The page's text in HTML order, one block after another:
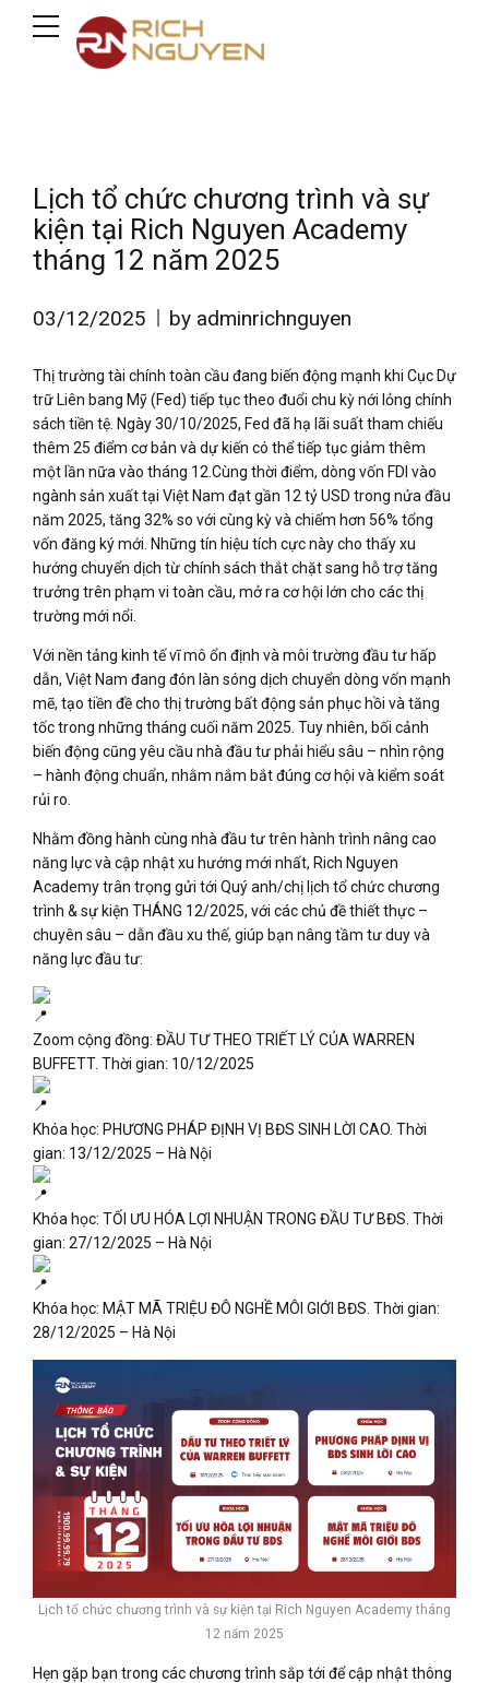
Lịch tổ chức chương trình và sự
kiện tại Rich Nguyen Academy
tháng 12 năm 2025
03/12/2025 by adminrichnguyen
Thị trường tài chính toàn cầu đang biến động mạnh khi Cục Dự
trữ Liên bang Mỹ (Fed) tiếp tục theo đuổi chu kỳ nới lỏng chính
sách tiền tệ. Ngày 30/10/2025, Fed đã hạ lãi suất tham chiếu
thêm 25 điểm cơ bản và dự kiến có thể tiếp tục giảm thêm
một lần nữa vào tháng 12.Cùng thời điểm, dòng vốn FDI vào
ngành sản xuất tại Việt Nam đạt gần 12 tỷ USD trong nửa đầu
năm 2025, tăng 32% so với cùng kỳ và chiếm hơn 56% tổng
vốn đăng ký mới. Những tín hiệu tích cực này cho thấy xu
hướng chuyển dịch từ chính sách thắt chặt sang hỗ trợ tăng
trưởng trên phạm vi toàn cầu, mở ra cơ hội lớn cho các thị
trường mới nổi.
Với nền tảng kinh tế vĩ mô ổn định và môi trường đầu tư hấp
dẫn, Việt Nam đang đón làn sóng dịch chuyển dòng vốn mạnh
mẽ, tạo tiền đề cho thị trường bất động sản phục hồi và tăng
tốc trong những tháng cuối năm 2025. Tuy nhiên, bối cảnh
biến động cũng yêu cầu nhà đầu tư phải hiểu sâu – nhìn rộng
– hành động chuẩn, nhằm nắm bắt đúng cơ hội và kiểm soát
rủi ro.
Nhằm đồng hành cùng nhà đầu tư trên hành trình nâng cao
năng lực và cập nhật xu hướng mới nhất, Rich Nguyen
Academy trân trọng gửi tới Quý anh/chị lịch tổ chức chương
trình & sự kiện THÁNG 12/2025, với các chủ đề thiết thực –
chuyên sâu – dẫn đầu xu thế, giúp bạn nâng tầm tư duy và
năng lực đầu tư:
Zoom cộng đồng: ĐẦU TƯ THEO TRIẾT LÝ CỦA WARREN
BUFFETT. Thời gian: 10/12/2025
Khóa học: PHƯƠNG PHÁP ĐỊNH VỊ BĐS SINH LỜI CAO. Thời
gian: 13/12/2025 – Hà Nội
Khóa học: TỐI ƯU HÓA LỢI NHUẬN TRONG ĐẦU TƯ BĐS. Thời
gian: 27/12/2025 – Hà Nội
Khóa học: MẬT MÃ TRIỆU ĐÔ NGHỀ MÔI GIỚI BĐS. Thời gian:
28/12/2025 – Hà Nội
Lịch tổ chức chương trình và sự kiện tại Rich Nguyen Academy tháng
12 năm 2025
Hẹn gặp bạn trong các chương trình sắp tới để cập nhật thông